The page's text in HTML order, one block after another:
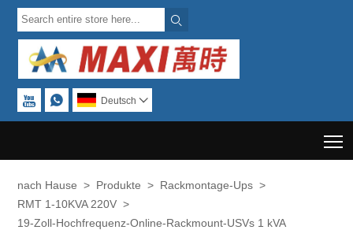

  Deutsch 
nach Hause > Produkte > Rackmontage-Ups >
RMT 1-10KVA 220V >
19-Zoll-Hochfrequenz-Online-Rackmount-USVs 1 kVA